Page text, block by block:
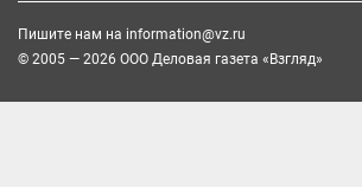
Пишите нам на information@vz.ru
© 2005 — 2026 ООО Деловая газета «Взгляд»